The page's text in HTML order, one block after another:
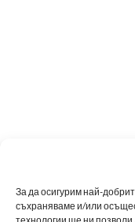
За да осигурим най-
съхраняваме и/или